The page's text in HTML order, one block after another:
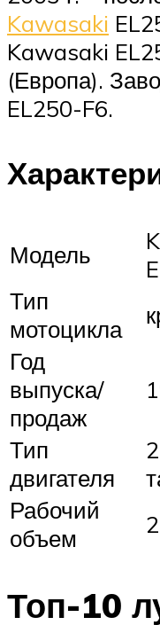
Kawasaki
Kawasaki
(Европа).
EL250-F6.
Модель
Тип
мотоцикла
Год
выпуска/
продаж
Тип
двигателя
Рабочий
объем
Топ-10